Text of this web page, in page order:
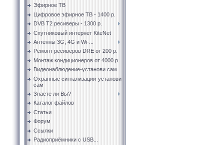
Эфирное ТВ
Цифровое эфирное ТВ - 1400 р.
DVB T2 ресиверы - 1300 р.
Спутниковый интернет KiteNet
Антенны 3G, 4G и Wi-...
Ремонт ресиверов DRE от 200 р.
Монтаж кондиционеров от 4000 р.
Видеонаблюдение-установи сам
Охранные сигнализации-установи
сам
Знаете ли Вы?
Каталог файлов
Статьи
Форум
Ссылки
Радиоприёмники с USB...